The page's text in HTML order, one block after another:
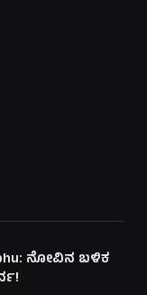
ನೋವಿನ ಬಳಿಕ